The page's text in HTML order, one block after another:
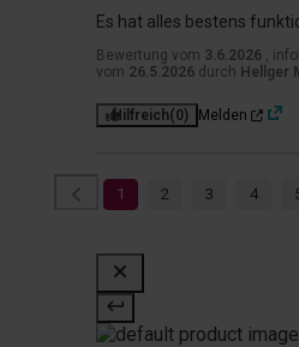
Es hat alles bestens
Bewertung vom 3.6.2026 ,
vom 26.5.2026 durch Hellger
Hilfreich(0) Melden
1 2 3 4